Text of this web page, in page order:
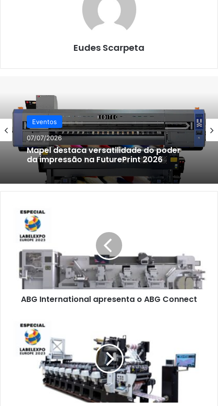
Eudes Scarpeta
Eventos
07/07/2026
Mapel destaca versatilidade do poder
da impressão na FuturePrint 2026
International
apresenta
Connect
ABG International apresenta o ABG Connect
Andy
impressora
flexográfica